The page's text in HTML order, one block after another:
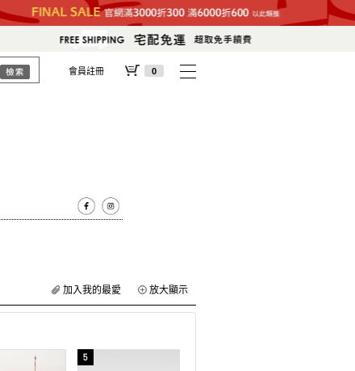
會員註冊 0
放大顯示
加入我的最愛